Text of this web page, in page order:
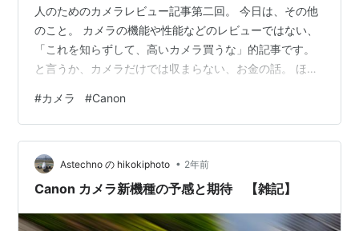
人のためのカメラレビュー記事第二回。 今日は、その他
のこと。 カメラの機能や性能などのレビューではない、
「これを知らずして、高いカメラ買うな」的記事です。
と言うか、カメラだけでは収まらない、お金の話。 ほん
わ〜・・。 前回記事はこちら↓です。
www2.kataseumi.com 高い機材は当然周辺機器が高く、
家計を圧迫、あっぷあっぷ 高い機材は、周辺機器も桁違
いに高いと言うことを、承知の上で買っても、経済辛
い。 正直、ここまでお金がかかるのかと、驚愕キョーち
#カメラ #Canon
Astechno の hikokiphoto • 2年前
Canon カメラ新機種の予感と期待 【雑記】